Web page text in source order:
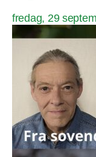
fredag, 29